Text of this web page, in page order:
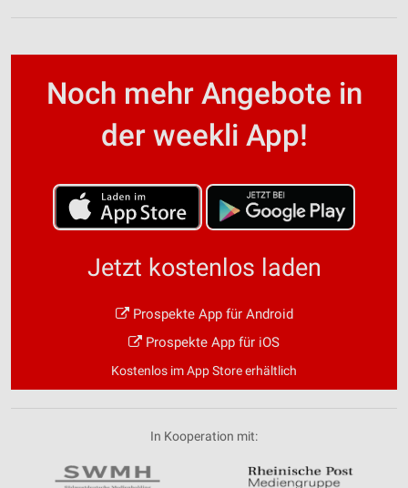
Noch mehr Angebote in
der weekli App!
Jetzt kostenlos laden
Prospekte App für Android
Prospekte App für iOS
Kostenlos im App Store erhältlich
In Kooperation mit: